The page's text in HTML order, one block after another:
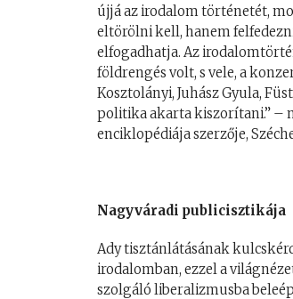
újjá az irodalom történetét,
eltörölni kell, hanem
elfogadhatja. Az
földrengés volt, s vele, a
Kosztolányi, Juhász Gyula,
politika akarta kiszorítani.” –
enciklopédiája szerzője,
Nagyváradi publicisztikája
Ady tisztánlátásának
irodalomban, ezzel a
szolgáló liberalizmusba